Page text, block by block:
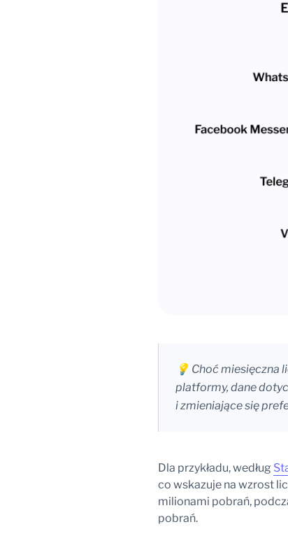
💡 Choć miesięczna
platformy, dane
i zmieniające się
Dla przykładu, według
co wskazuje na wzrost
milionami pobrań,
pobrań.